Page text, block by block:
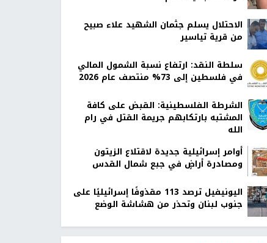
الاحتلال يسلم جثمان الشهيد علاء صبيح
من قرية تياسير
سلطة النقد: ارتفاع نسبة الشمول المالي
في فلسطين إلى 73% منتصف عام 2026
الشرطة الفلسطينية: القبض على كافة
المشتبه بارتكابهم جريمة القتل في رام
الله
أوامر إسرائيلية جديدة لاقتلاع الزيتون
ومصادرة أراضٍ في جبع شمال القدس
اليونيفيل ترصد 113 مقذوفًا إسرائيليًا على
جنوب لبنان وتحذر من هشاشة الوضع